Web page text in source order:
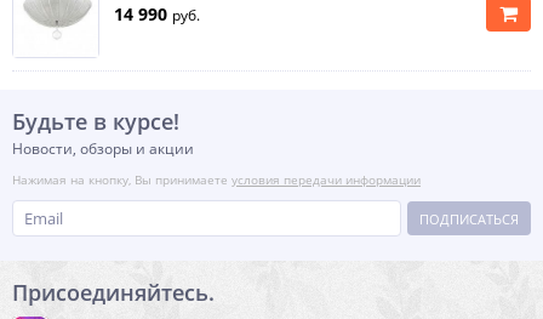
14 990 руб.
Будьте в курсе!
Новости, обзоры и акции
Нажимая на кнопку, Вы принимаете условия передачи информации
ПОДПИСАТЬСЯ
Присоединяйтесь.